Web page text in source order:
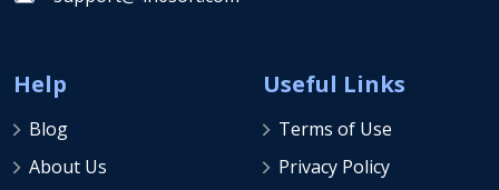
Help
Blog
About Us
Useful Links
Terms of Use
Privacy Policy